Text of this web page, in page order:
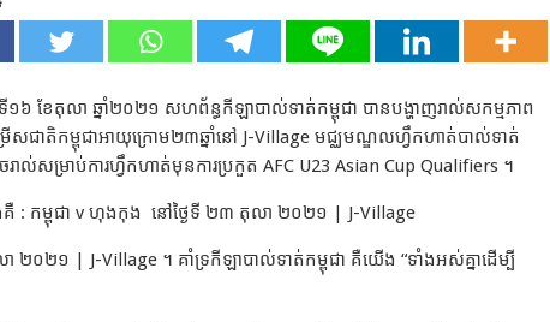
៦ ខែតុលា ឆ្នាំ២០២១ សហព័ន្ធកីឡាបាល់ទាត់កម្ពុជា បានបង្ហាញរាល់សកម្មភាព
សជាតិកម្ពុជាអាយុក្រោម២៣ឆ្នាំនៅ J-Village មជ្ឈមណ្ឌលហ្វឹកហាត់បាល់ទាត់
ាល់សម្រាប់ការហ្វឹកហាត់មុនការប្រកួត AFC U23 Asian Cup Qualifiers ។
: កម្ពុជា v ហុងកុង នៅថ្ងៃទី ២៣ តុលា ២០២១ | J-Village
ា ២០២១ | J-Village ។ គាំទ្រកីឡាបាល់ទាត់កម្ពុជា គឺយើង “ទាំងអស់គ្នាដេីម្បី